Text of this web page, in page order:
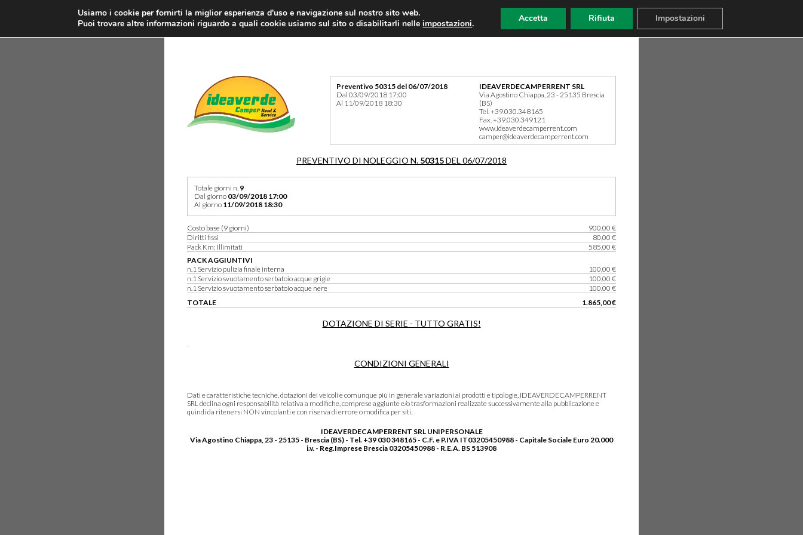
IDEAVERDECAMPERRENT SRL
Via Agostino Chiappa, 23 - 25135 Brescia
(BS)
Tel. +39.030.348165
Fax. +39.030.349121
www.ideaverdecamperrent.com
camper@ideaverdecamperrent.com
Preventivo 50315 del 06/07/2018
Dal 03/09/2018 17:00
Al 11/09/2018 18:30
PREVENTIVO DI NOLEGGIO N. 50315DEL 06/07/2018
Totale giorni n. 9
Dal giorno 03/09/2018 17:00
Al giorno 11/09/2018 18:30
Costo base (9 giorni)
900,00 €
Diritti fissi
80,00 €
Pack Km: Illimitati
585,00 €
PACK AGGIUNTIVI
n.1 Servizio pulizia finale interna
100,00 €
n.1 Servizio svuotamento serbatoio acque grigie
100,00 €
n.1 Servizio svuotamento serbatoio acque nere
100,00 €
TOTALE
1.865,00 €
DOTAZIONE DI SERIE - TUTTO GRATIS!
CONDIZIONI GENERALI
Dati e caratteristiche tecniche, dotazioni dei veicoli e comunque più in generale variazioni ai prodotti e tipologie, IDEAVERDECAMPERRENT
SRL declina ogni responsabilità relativa a modifiche, comprese aggiunte e/o trasformazioni realizzate successivamente alla pubblicazione e
quindi da ritenersi NON vincolanti e con riserva di errore o modifica per siti.
IDEAVERDECAMPERRENT SRL UNIPERSONALE
Via Agostino Chiappa, 23 - 25135 - Brescia (BS) - Tel. +39 030 348165 - C.F. e P.IVA IT03205450988 - Capitale Sociale Euro 20.000
i.v. - Reg.Imprese Brescia 03205450988 - R.E.A. BS 513908
Usiamo i cookie per fornirti la miglior esperienza d'uso e navigazione sul nostro sito web.
Puoi trovare altre informazioni riguardo a quali cookie usiamo sul sito o disabilitarli nelleimpostazioni. Accetta Rifiuta Impostazioni